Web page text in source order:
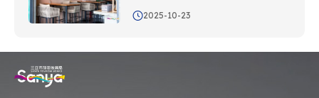
2025-10-23